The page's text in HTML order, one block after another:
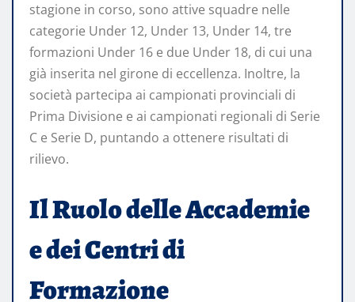
stagione in corso, sono attive squadre nelle
categorie Under 12, Under 13, Under 14, tre
formazioni Under 16 e due Under 18, di cui una
già inserita nel girone di eccellenza. Inoltre, la
società partecipa ai campionati provinciali di
Prima Divisione e ai campionati regionali di Serie
C e Serie D, puntando a ottenere risultati di
rilievo.
Il Ruolo delle Accademie
e dei Centri di
Formazione